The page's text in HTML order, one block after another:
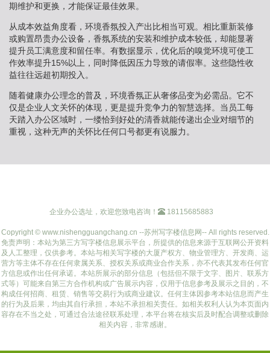
期维护和更换，才能保证最佳效果。
从成本效益角度看，环境香氛投入产出比相当可观。相比重新装修
或购置昂贵办公设备，香氛系统的安装和维护成本较低，却能显著
提升员工满意度和留任率。有数据显示，优化后的嗅觉环境可使工
作效率提升15%以上，同时降低因压力导致的请假率。这些隐性收
益往往远超初期投入。
随着健康办公理念的普及，环境香氛正从奢侈品变为必需品。它不
仅是企业人文关怀的体现，更是提升竞争力的智慧选择。当员工每
天踏入办公区域时，一缕恰到好处的清香就能传递出企业对细节的
重视，这种无声的关怀比任何口号都更有说服力。
企业办公选址，欢迎您致电咨询！ 18115685883
Copyright © www.nishengguangchang.cn --苏州写字楼信息网-- All rights reserved.
免责声明：本站为第三方写字楼信息展示平台，所提供的信息来源于互联网公开资料
及人工整理，仅供参考。本站与相关写字楼的大厦产权方、物业管理方、开发商、运
营方等主体不存在任何隶属关系、授权关系或商业合作关系，亦不代表其发布任何官
方信息或作出任何承诺。本站所展示的部分信息（包括但不限于文字、图片、联系方
式等）可能来自第三方合作机构或广告展示内容，仅用于信息参考及展示之目的，不
构成任何招商、租赁、销售等交易行为或商业建议。任何主体因参考本站信息而产生
的行为及后果，均由其自行承担，本站不承担相关责任。如相关权利人认为本页面内
容存在不当之处，可通过合法途径联系处理，本平台将在核实后及时配合调整或删除
相关内容，非常感谢。